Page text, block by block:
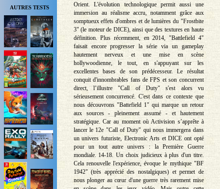
AUTRES TESTS
Orient. L'évolution technologique permit aussi une
immersion au réalisme accru, notamment grâce aux
somptueux effets d'ombres et de lumières du "Frostbite
3" (le moteur de DICE), ainsi que des textures en haute
définition. Plus récemment, en 2014, "Battlefield 4"
faisait encore progresser la série via un gameplay
hautement nerveux et une mise en scène
hollywoodienne, le tout, en s'appuyant sur les
excellentes bases de son prédécesseur. Le résultat
conquit d'innombrables fans de FPS et son concurrent
direct, l’illustre "Call of Duty" s'est alors vu
sérieusement concurrencé. C'est dans ce contexte que
nous découvrons "Battefield 1" qui marque un retour
aux sources - pleinement assumé - et hautement
stratégique. Car au moment où Activision s’apprête à
lancer le 12e "Call of Duty" qui nous immergera dans
un univers futuriste, Electronic Arts et DICE ont opté
pour un tout autre univers : la Première Guerre
mondiale. 14-18. Un choix judicieux à plus d'un titre.
Cela renouvelle l'expérience, évoque le mythique "BF
1942" (très apprécié des nostalgiques) et permet de
nous plonger au cœur d'une guerre très rarement mise